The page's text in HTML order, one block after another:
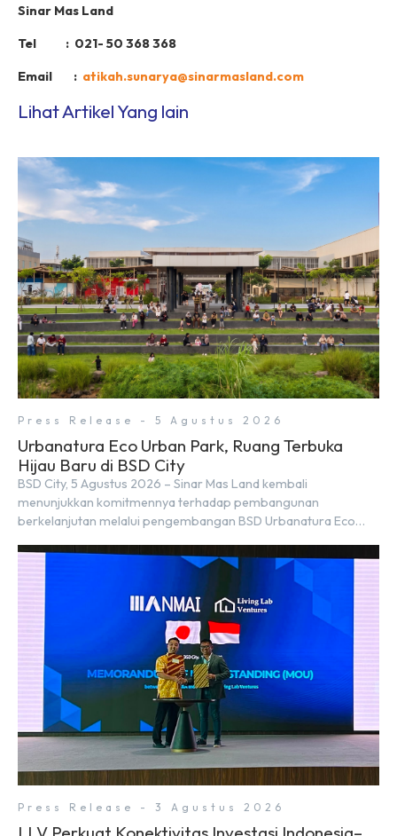
Sinar Mas Land
Tel : 021- 50 368 368
Email : atikah.sunarya@sinarmasland.com
Lihat Artikel Yang lain
Press Release - 5 Agustus 2026
Urbanatura Eco Urban Park, Ruang Terbuka
Hijau Baru di BSD City
BSD City, 5 Agustus 2026 – Sinar Mas Land kembali
menunjukkan komitmennya terhadap pembangunan
berkelanjutan melalui pengembangan BSD Urbanatura Eco
jalur sungai sepanjang 1,5 km yang dikelilingi lanskap tropis
Pathway. Transformasi ini merupakan bagian dari upaya
perusahaan untuk […]
Press Release - 3 Agustus 2026